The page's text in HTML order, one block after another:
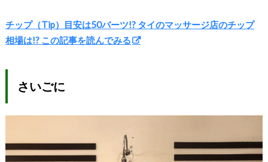
チップ（Tip）目安は50バーツ!? タイのマッサージ店のチップ
相場は!? この記事を読んでみる
さいごに